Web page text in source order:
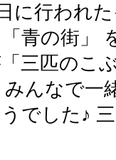
に行われ
青の街」
三匹のこ
んなで一
でした♪